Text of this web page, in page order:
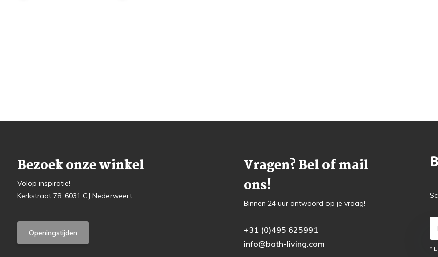
Bezoek onze winkel
Volop inspiratie!
Kerkstraat 78, 6031 CJ Nederweert
Openingstijden
Vragen? Bel of mail
ons!
Binnen 24 uur antwoord op je vraag!
+31 (0)495 625991
info@bath-living.com
*